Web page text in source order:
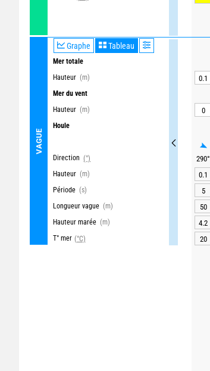
VAGUE
Graphe Tableau
Mer totale
Hauteur (m)
Mer du vent
Hauteur (m)
Houle
Direction (°)
Hauteur (m)
Période (s)
Longueur vague (m)
Hauteur marée (m)
T° mer (°C)
0.1
0
290°
0.1
5
50
4.2
20